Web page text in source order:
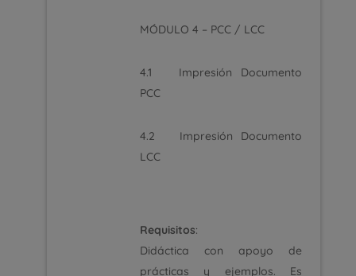
MÓDULO 4 – PCC / LCC
4.1 Impresión Documento
PCC
4.2 Impresión Documento
LCC
Requisitos:
Didáctica con apoyo de
prácticas y ejemplos. Es